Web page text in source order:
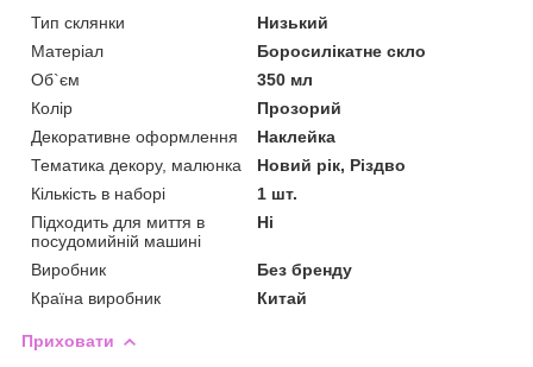
Тип склянки
Низький
Матеріал
Боросилікатне скло
Об`єм
350 мл
Колір
Прозорий
Декоративне оформлення
Наклейка
Тематика декору, малюнка
Новий рік, Різдво
Кількість в наборі
1 шт.
Підходить для миття в
посудомийній машині
Ні
Виробник
Без бренду
Країна виробник
Китай
Приховати